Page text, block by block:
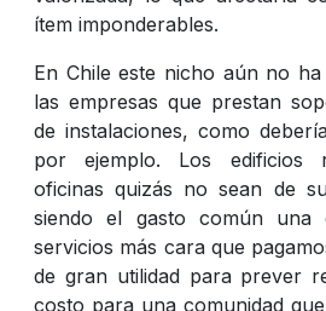
ítem imponderables.
En Chile este nicho aún no
las empresas que prestan
de instalaciones, como
por ejemplo. Los edificios
oficinas quizás no sean de
siendo el gasto común una
servicios más cara que
de gran utilidad para prever
costo para una comunidad